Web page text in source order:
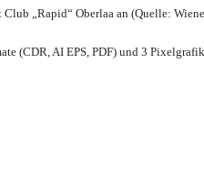
Club „Rapid“ Oberlaa an (Quelle:
(CDR, AI EPS, PDF) und 3